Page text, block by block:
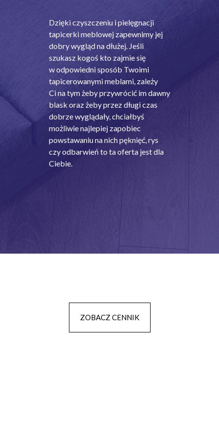
Dzięki czyszczeniu i pielęgnacji
tapicerki meblowej zapewnimy jej
dobry wygląd na dłużej. Jeśli
szukasz kogoś kto zajmie się
w odpowiedni sposób Twoimi
tapicerowanymi meblami, zależy
Ci na tym żeby przywrócić im dawny
blask oraz żeby przez długi czas
dobrze wyglądały, chciałbyś
możliwie najlepiej zapobiec
powstawaniu na nich pęknięć, rys
czy odbarwień to ta oferta jest dla
Ciebie.
ZOBACZ CENNIK